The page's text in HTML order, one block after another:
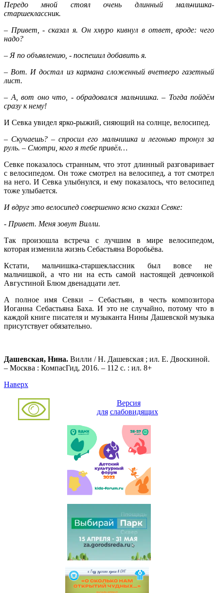
Передо мной стоял очень длинный мальчишка-
старшеклассник.
– Привет, - сказал я. Он хмуро кивнул в ответ, вроде: чего
надо?
– Я по объявлению, - поспешил добавить я.
– Вот. И достал из кармана сложенный вчетверо газетный
лист.
– А, вот оно что, - обрадовался мальчишка. – Тогда пойдём
сразу к нему!
И Севка увидел ярко-рыжий, сияющий на солнце, велосипед.
– Скучаешь? – спросил его мальчишка и легонько тронул за
руль. – Смотри, кого я тебе привёл…
Севке показалось странным, что этот длинный разговаривает
с велосипедом. Он тоже смотрел на велосипед, а тот смотрел
на него. И Севка улыбнулся, и ему показалось, что велосипед
тоже улыбается.
И вдруг это велосипед совершенно ясно сказал Севке:
- Привет. Меня зовут Вилли.
Так произошла встреча с лучшим в мире велосипедом,
которая изменила жизнь Себастьяна Воробьёва.
Кстати, мальчишка-старшеклассник был вовсе не
мальчишкой, а что ни на есть самой настоящей девчонкой
Августиной Блюм двенадцати лет.
А полное имя Севки – Себастьян, в честь композитора
Иоганна Себастьяна Баха. И это не случайно, потому что в
каждой книге писателя и музыканта Нины Дашевской музыка
присутствует обязательно.
Дашевская, Нина. Вилли / Н. Дашевская ; ил. Е. Двоскиной.
– Москва : КомпасГид, 2016. – 112 с. : ил. 8+
Наверх
Версия
для слабовидящих